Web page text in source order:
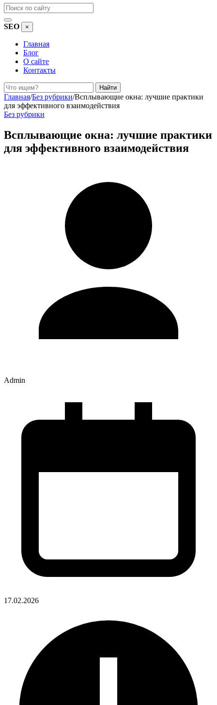
SEO ×
Главная
Блог
О сайте
Контакты
Поиск
Найти
Главная/Без рубрики/Всплывающие окна: лучшие практики
для эффективного взаимодействия
Без рубрики
Всплывающие окна: лучшие практики
для эффективного взаимодействия
Admin
17.02.2026